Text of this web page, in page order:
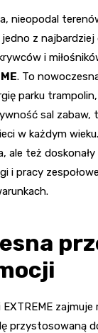
nieopodal
jedno z
i
. To
parku
sal zabaw,
w każdym
ale też
i pracy
zajmuje
przystosowaną